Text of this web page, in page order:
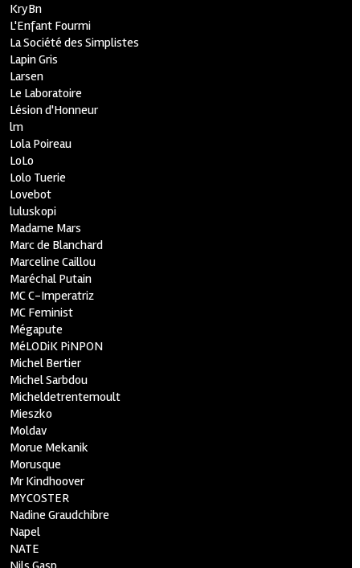
KryBn
L'Enfant Fourmi
La Société des Simplistes
Lapin Gris
Larsen
Le Laboratoire
Lésion d'Honneur
lm
Lola Poireau
LoLo
Lolo Tuerie
Lovebot
luluskopi
Madame Mars
Marc de Blanchard
Marceline Caillou
Maréchal Putain
MC C-Imperatriz
MC Feminist
Mégapute
MéLODiK PiNPON
Michel Bertier
Michel Sarbdou
Micheldetrentemoult
Mieszko
Moldav
Morue Mekanik
Morusque
Mr Kindhoover
MYCOSTER
Nadine Graudchibre
Napel
NATE